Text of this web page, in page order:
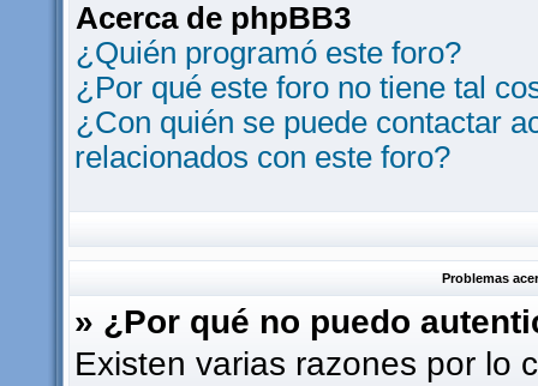
Acerca de phpBB3
¿Quién programó este foro?
¿Por qué este foro no tiene tal
¿Con quién se puede contactar
relacionados con este foro?
Problemas
» ¿Por qué no puedo
Existen varias razones por lo